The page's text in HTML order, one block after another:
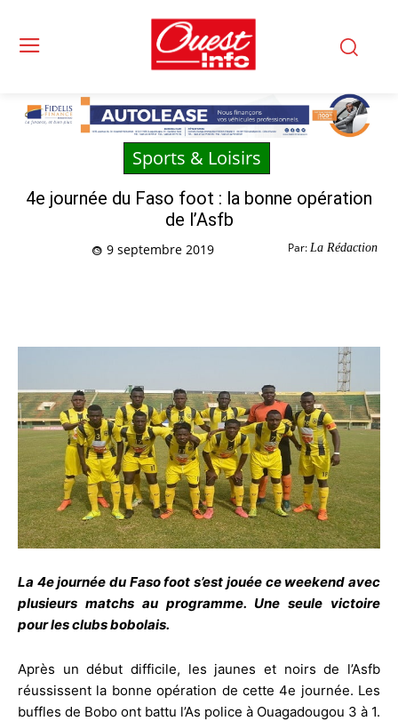
Sports & Loisirs
4e journée du Faso foot : la bonne opération
de l’Asfb
Par: La Rédaction
9 septembre 2019
La 4e journée du Faso foot s’est jouée ce weekend avec
plusieurs matchs au programme. Une seule victoire
pour les clubs bobolais.
Après un début difficile, les jaunes et noirs de l’Asfb
réussissent la bonne opération de cette 4e journée. Les
buffles de Bobo ont battu l’As police à Ouagadougou 3 à 1.